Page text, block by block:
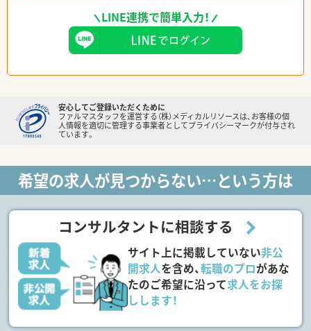
LINE連携で簡単入力！
安心してご登録いただくために
ファルマスタッフを運営する（株）メディカルリソースは、お客様の個
人情報を適切に管理する事業者としてプライバシーマークが付与され
ています。
希望の求人が見つからない…という方は
コンサルタントに相談する
サイト上に掲載していない非公
開求人を含め、転職のプロがあな
たのご希望に沿って求人をお探
しします！